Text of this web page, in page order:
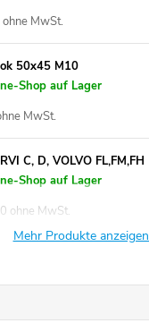
MwSt.
50x45 M10
Shop auf Lager
MwSt.
C, D, VOLVO FL,FM,FH
Shop auf Lager
ohne MwSt.
Mehr Produkte anzeigen